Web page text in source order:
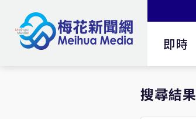
即時
搜尋結果